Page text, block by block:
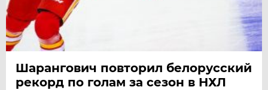
Шарангович повторил белорусский
рекорд по голам за сезон в НХЛ